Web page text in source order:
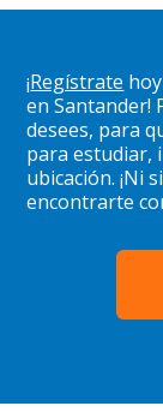
¡Regístrate
en Santander!
desees, para
para estudiar,
ubicación. ¡Ni
encontrarte